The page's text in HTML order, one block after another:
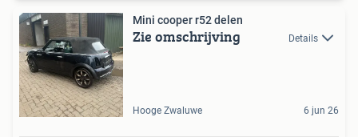
Mini cooper r52 delen
Zie omschrijving Details
Hooge Zwaluwe 6 jun 26